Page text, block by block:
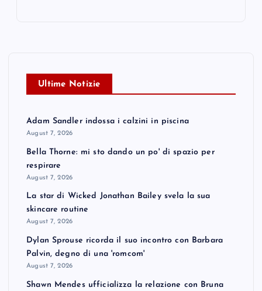
Ultime Notizie
Adam Sandler indossa i calzini in piscina
August 7, 2026
Bella Thorne: mi sto dando un po' di spazio per
respirare
August 7, 2026
La star di Wicked Jonathan Bailey svela la sua
skincare routine
August 7, 2026
Dylan Sprouse ricorda il suo incontro con Barbara
Palvin, degno di una 'romcom'
August 7, 2026
Shawn Mendes ufficializza la relazione con Bruna